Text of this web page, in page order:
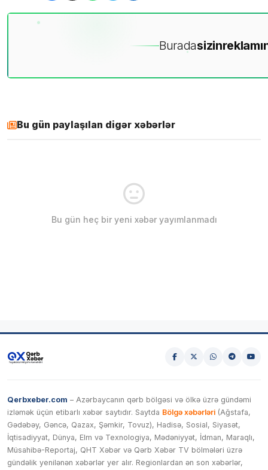
Buradasizin
Bu gün paylaşılan digər xəbərlər
Bu gün heç bir yeni xəbər yayımlanmadı
Qerbxeber.com – Azərbaycanın qərb bölgəsi və ölkə üzrə gündəmi
izləmək üçün etibarlı xəbər saytıdır. Saytda Bölgə xəbərləri (Ağstafa,
Gədəbəy, Gəncə, Qazax, Şəmkir, Tovuz), Hadisə, Sosial, Siyasət,
İqtisadiyyat, Dünya, Elm və Texnologiya, Mədəniyyət, İdman, Maraqlı,
Müsahibə-Reportaj, QHT Xəbər və Qərb Xəbər TV bölmələri üzrə
gündəlik yenilənən xəbərlər yer alır. Regionlardan ən son xəbərlər,